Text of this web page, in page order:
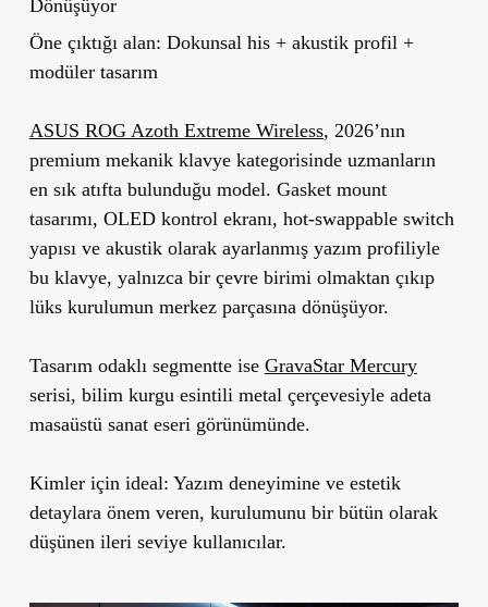
Dönüşüyor
Öne çıktığı alan: Dokunsal his + akustik profil +
modüler tasarım
ASUS ROG Azoth Extreme Wireless, 2026’nın
premium mekanik klavye kategorisinde uzmanların
en sık atıfta bulunduğu model. Gasket mount
tasarımı, OLED kontrol ekranı, hot-swappable switch
yapısı ve akustik olarak ayarlanmış yazım profiliyle
bu klavye, yalnızca bir çevre birimi olmaktan çıkıp
lüks kurulumun merkez parçasına dönüşüyor.
Tasarım odaklı segmentte ise GravaStar Mercury
serisi, bilim kurgu esintili metal çerçevesiyle adeta
masaüstü sanat eseri görünümünde.
Kimler için ideal: Yazım deneyimine ve estetik
detaylara önem veren, kurulumunu bir bütün olarak
düşünen ileri seviye kullanıcılar.